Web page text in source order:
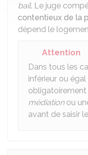
bail. Le juge
contentieux de la
dépend le
Attention
Dans tous les
inférieur ou égal
médiationou
avant de saisir